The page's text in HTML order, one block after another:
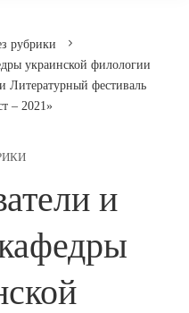
рубрики
украинской филологии
Литературный фестиваль
– 2021»
и